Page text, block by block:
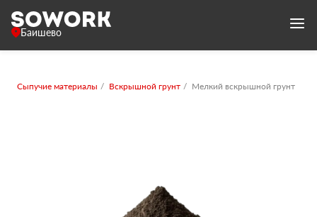
Баишево
Сыпучие материалы Вскрышной грунт Мелкий вскрышной грунт